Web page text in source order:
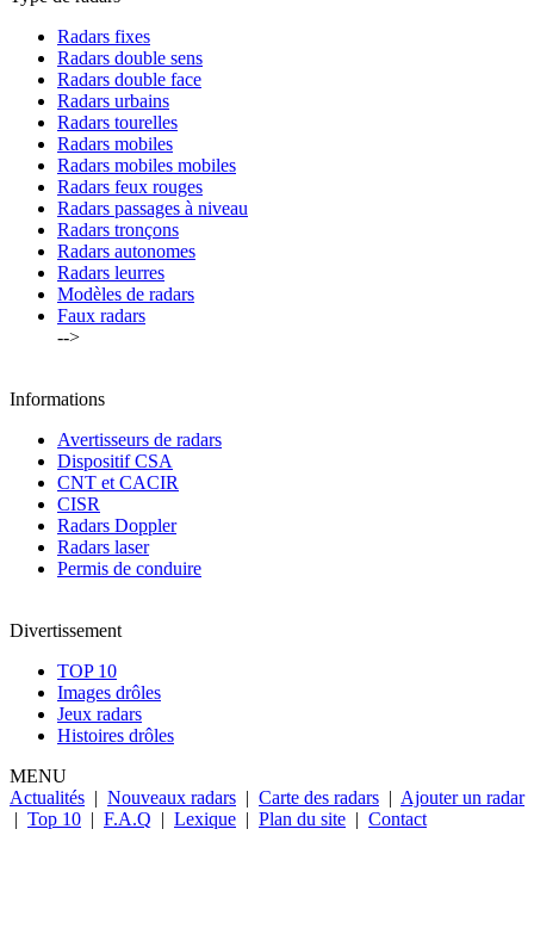
Radars fixes
Radars double sens
Radars double face
Radars urbains
Radars tourelles
Radars mobiles
Radars mobiles mobiles
Radars feux rouges
Radars passages à niveau
Radars tronçons
Radars autonomes
Radars leurres
Modèles de radars
Faux radars
-->
Informations
Avertisseurs de radars
Dispositif CSA
CNT et CACIR
CISR
Radars Doppler
Radars laser
Permis de conduire
Divertissement
TOP 10
Images drôles
Jeux radars
Histoires drôles
MENU
Actualités | Nouveaux radars | Carte des radars | Ajouter un radar
| Top 10 | F.A.Q | Lexique | Plan du site | Contact